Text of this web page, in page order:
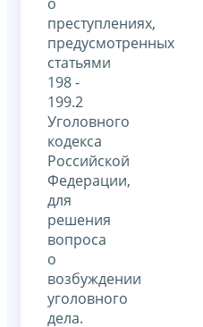
преступлениях,
предусмотренных
статьями
198 -
199.2
Уголовного
кодекса
Российской
Федерации,
для
решения
вопроса
о
возбуждении
уголовного
дела.